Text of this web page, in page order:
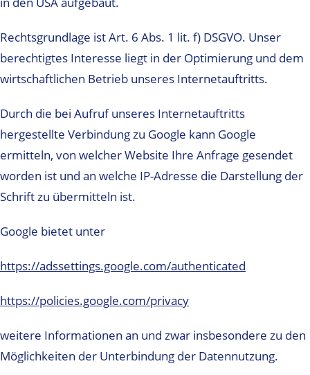
Rechtsgrundlage ist Art. 6 Abs. 1 lit. f) DSGVO. Unser
berechtigtes Interesse liegt in der Optimierung und dem
wirtschaftlichen Betrieb unseres Internetauftritts.
Durch die bei Aufruf unseres Internetauftritts
hergestellte Verbindung zu Google kann Google
ermitteln, von welcher Website Ihre Anfrage gesendet
worden ist und an welche IP-Adresse die Darstellung der
Schrift zu übermitteln ist.
Google bietet unter
https://adssettings.google.com/authenticated
https://policies.google.com/privacy
weitere Informationen an und zwar insbesondere zu den
Möglichkeiten der Unterbindung der Datennutzung.